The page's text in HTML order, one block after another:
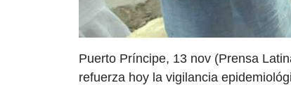
Puerto Príncipe, 13 nov (Prensa
refuerza hoy la vigilancia